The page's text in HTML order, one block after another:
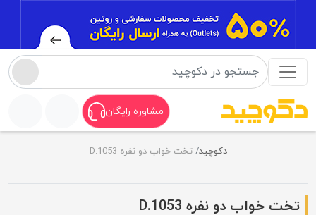
مشاوره رایگان
دکوچید تخت خواب دو نفره D.1053
تخت خواب دو نفره D.1053